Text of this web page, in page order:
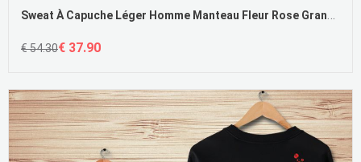
Sweat À Capuche Léger Homme Manteau Fleur Rose Grande Taille Tendance
€ 54.30€ 37.90